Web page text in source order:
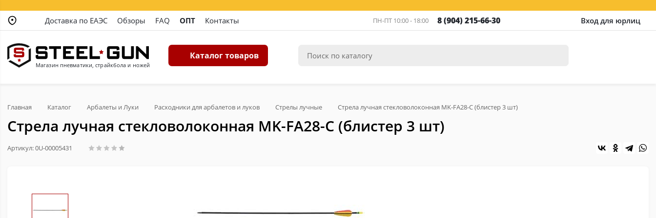
Доставка по ЕАЭС Обзоры FAQ ОПТ Контакты ПН-ПТ 10:00 - 18:00 8 (904) 215-66-30 Вход для юрлиц
Магазин пневматики, страйкбола и ножей
Каталог товаров
Главная Каталог Арбалеты и Луки Расходники для арбалетов и луков Стрелы лучные Стрела лучная стекловолоконная MK-FA28-С (блистер 3 шт)
Стрела лучная стекловолоконная MK-FA28-С (блистер 3 шт)
Артикул: 0U-00005431